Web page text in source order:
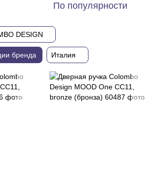
По популярности
DESIGN
бренда Италия